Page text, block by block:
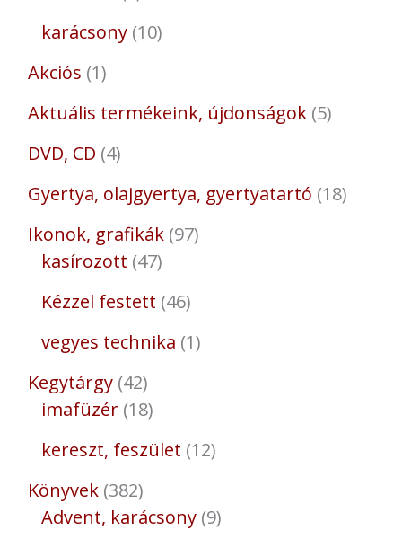
karácsony 10
Akciós 1
Aktuális termékeink, újdonságok 5
DVD, CD 4
Gyertya, olajgyertya, gyertyatartó 18
Ikonok, grafikák 97
kasírozott 47
Kézzel festett 46
vegyes technika 1
Kegytárgy 42
imafüzér 18
kereszt, feszület 12
Könyvek 382
Advent, karácsony 9